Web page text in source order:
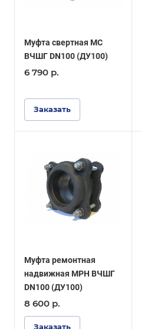
Муфта свертная МС
ВЧШГ DN100 (ДУ100)
6 790 р.
Заказать
Муфта ремонтная
надвижная МРН ВЧШГ
DN100 (ДУ100)
8 600 р.
Заказать